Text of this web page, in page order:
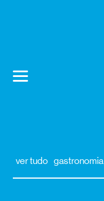
ver tudo gastronomia